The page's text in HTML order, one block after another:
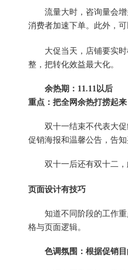
流量大时，咨询量会增多
消费者加速下单。此外，
大促当天，店铺要实时检
整，把转化效益最大化。
余热期：11.11以后
重点：把全网余热打捞起来
双十一结束不代表大促
促销海报和温馨公告，告
双十一后还有双十二，此
页面设计有技巧
知道不同阶段的工作重点
格与页面逻辑。
色调氛围：根据促销目